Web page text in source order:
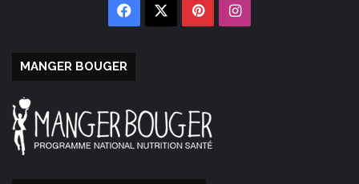
Facebook PinterestInstagram
MANGER BOUGER